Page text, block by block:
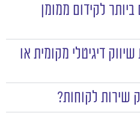
לקידום ממומן
דיגיטלי מקומית או
שירות לקוחות?